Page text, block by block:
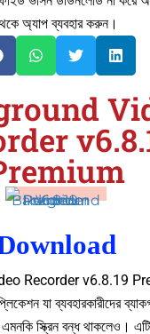
অ্যাপ ব্যবহার করুন।
Recorder v6.8.19
যা ব্যবহারকারীদের
স্ক্রিন বন্ধ থাকলেও। এটি